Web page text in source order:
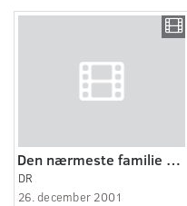
Den nærmeste familie 4:4
DR
26. december 2001